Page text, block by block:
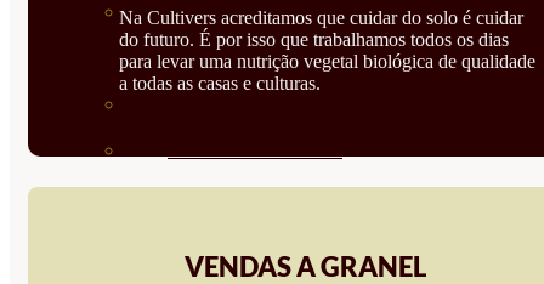
SEMILLAS HORTALIZA DE
HOJA
Na Cultivers acreditamos que cuidar do solo é cuidar
do futuro. É por isso que trabalhamos todos os dias
para levar uma nutrição vegetal biológica de qualidade
a todas as casas e culturas.
VENDAS A GRANEL